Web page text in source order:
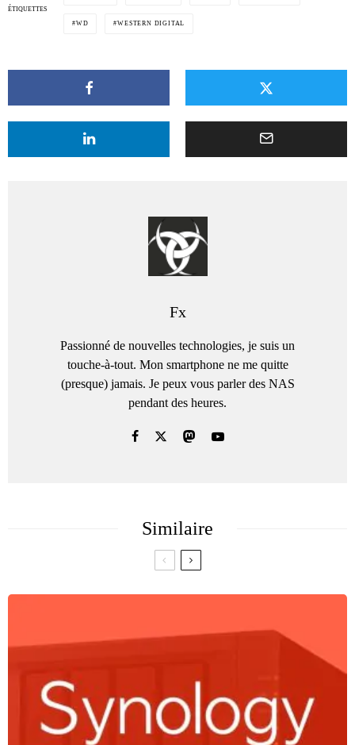
ÉTIQUETTES
WD WESTERN DIGITAL
Fx
Passionné de nouvelles technologies, je suis un
touche-à-tout. Mon smartphone ne me quitte
(presque) jamais. Je peux vous parler des NAS
pendant des heures.
Similaire